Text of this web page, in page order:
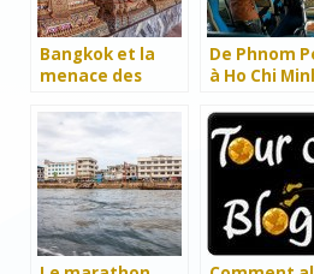
Bangkok et la
menace des
De Phnom
à Ho Chi